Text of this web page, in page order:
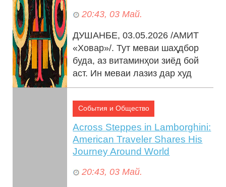
20:43, 03 Май.
ДУШАНБЕ, 03.05.2026 /АМИТ
«Ховар»/. Тут меваи шаҳдбор
буда, аз витаминҳои зиёд бой
аст. Ин меваи лазиз дар худ
калсий, магний, оҳан ва дигар
элементҳ...
События и Общество
Across Steppes in Lamborghini:
American Traveler Shares His
Journey Around World
20:43, 03 Май.